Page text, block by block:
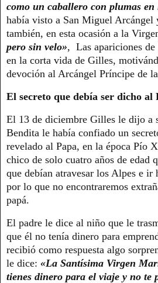
como un caballero con plumas en
había visto a San Miguel Arcángel
también, en esta ocasión a la
pero sin velo», Las apariciones de
en la corta vida de Gilles,
devoción al Arcángel Príncipe de
El secreto que debía ser dicho al
El 13 de diciembre Gilles le dijo a
Bendita le había confiado un
revelado al Papa, en la época Pío
chico de solo cuatro años de edad
que debían atravesar los Alpes e ir
por lo que no encontraremos
papá.
El padre le dice al niño que le
que él no tenía dinero para
recibió como respuesta algo
le dice: «La Santísima Virgen
tienes dinero para el viaje y no te